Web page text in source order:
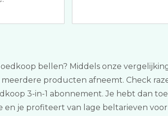
bellen? Middels onze
producten afneemt. Check
3-in-1 abonnement. Je hebt dan
en je profiteert van lage beltarieven